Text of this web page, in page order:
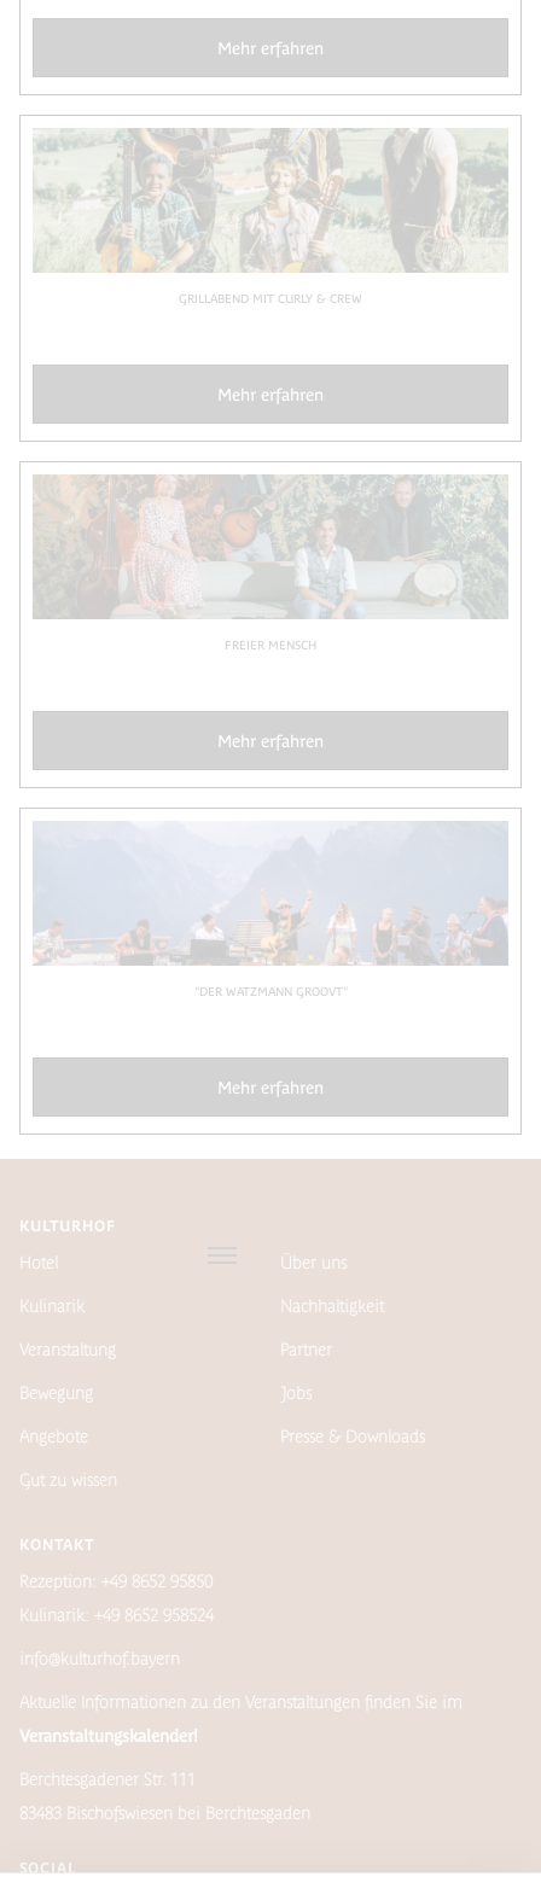
Mehr erfahren
GRILLABEND MIT CURLY & CREW
Mehr erfahren
FREIER MENSCH
Mehr erfahren
"DER WATZMANN GROOVT"
Mehr erfahren
KULTURHOF
Hotel
Kulinarik
Veranstaltung
Bewegung
Angebote
Gut zu wissen
Über uns
Nachhaltigkeit
Partner
Jobs
Presse & Downloads
KONTAKT
Rezeption: +49 8652 95850
Kulinarik: +49 8652 958524
info@kulturhof.bayern
Aktuelle Informationen zu den Veranstaltungen finden Sie im
Veranstaltungskalender!
Berchtesgadener Str. 111
83483 Bischofswiesen bei Berchtesgaden
SOCIAL